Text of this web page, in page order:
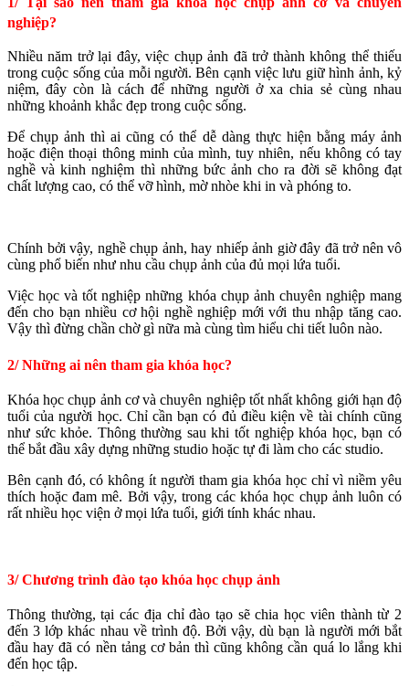
nghiệp?
Nhiều năm trở lại đây, việc chụp ảnh đã trở thành không thể thiếu
trong cuộc sống của mỗi người. Bên cạnh việc lưu giữ hình ảnh, kỷ
niệm, đây còn là cách để những người ở xa chia sẻ cùng nhau
những khoảnh khắc đẹp trong cuộc sống.
Để chụp ảnh thì ai cũng có thể dễ dàng thực hiện bằng máy ảnh
hoặc điện thoại thông minh của mình, tuy nhiên, nếu không có tay
nghề và kinh nghiệm thì những bức ảnh cho ra đời sẽ không đạt
chất lượng cao, có thể vỡ hình, mờ nhòe khi in và phóng to.
Chính bởi vậy, nghề chụp ảnh, hay nhiếp ảnh giờ đây đã trở nên vô
cùng phổ biến như nhu cầu chụp ảnh của đủ mọi lứa tuổi.
Việc học và tốt nghiệp những khóa chụp ảnh chuyên nghiệp mang
đến cho bạn nhiều cơ hội nghề nghiệp mới với thu nhập tăng cao.
Vậy thì đừng chần chờ gì nữa mà cùng tìm hiểu chi tiết luôn nào.
2/ Những ai nên tham gia khóa học?
Khóa học chụp ảnh cơ và chuyên nghiệp tốt nhất không giới hạn độ
tuổi của người học. Chỉ cần bạn có đủ điều kiện về tài chính cũng
như sức khỏe. Thông thường sau khi tốt nghiệp khóa học, bạn có
thể bắt đầu xây dựng những studio hoặc tự đi làm cho các studio.
Bên cạnh đó, có không ít người tham gia khóa học chỉ vì niềm yêu
thích hoặc đam mê. Bởi vậy, trong các khóa học chụp ảnh luôn có
rất nhiều học viện ở mọi lứa tuổi, giới tính khác nhau.
3/ Chương trình đào tạo khóa học chụp ảnh
Thông thường, tại các địa chỉ đào tạo sẽ chia học viên thành từ 2
đến 3 lớp khác nhau về trình độ. Bởi vậy, dù bạn là người mới bắt
đầu hay đã có nền tảng cơ bản thì cũng không cần quá lo lắng khi
đến học tập.